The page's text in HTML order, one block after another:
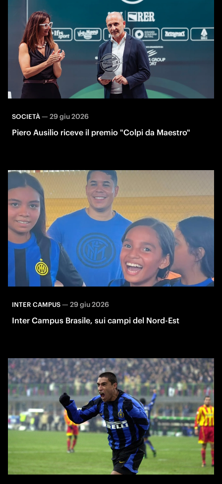
SOCIETÀ— 29 giu 2026
Piero Ausilio riceve il premio "Colpi da Maestro"
INTER CAMPUS— 29 giu 2026
Inter Campus Brasile, sui campi del Nord-Est